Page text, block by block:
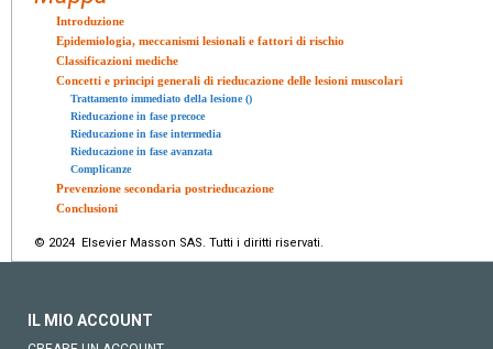
Introduzione
Epidemiologia, meccanismi lesionali e fattori di rischio
Classificazioni mediche
Concetti e principi generali di rieducazione delle lesioni muscolari
Trattamento immediato della lesione ()
Rieducazione in fase precoce
Rieducazione in fase intermedia
Rieducazione in fase avanzata
Complicanze
Prevenzione secondaria postrieducazione
Conclusioni
© 2024 Elsevier Masson SAS. Tutti i diritti riservati.
IL MIO ACCOUNT